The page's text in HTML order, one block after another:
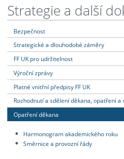
Strategie a další
Bezpečnost
Strategické a dlouhodobé záměry
FF UK pro udržitelnost
Výroční zprávy
Platné vnitřní předpisy FF UK
Rozhodnutí a sdělení děkana, opatření a
Opatření děkana
Harmonogram akademického roku
Směrnice a provozní řády